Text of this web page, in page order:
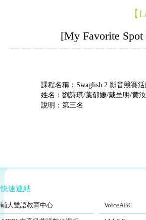
【
[My Favorite
課程名稱：Swaglish 2 影音競賽活
姓名：劉詩琪/葉郁婕/戴呈明/黄
說明：第三名
快速連結
FJCUBEC
輔大雙語教育中心
VoiceABC
AIEDL中高級英語數位課程